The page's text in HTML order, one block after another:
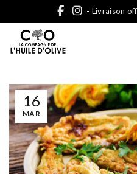
- Livraison
16
MAR